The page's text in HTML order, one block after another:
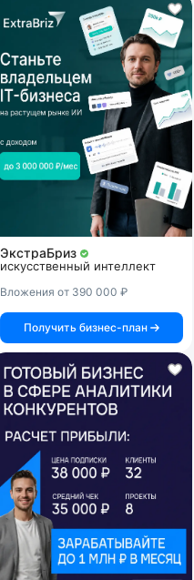
ЭкстраБриз
искусственный интеллект
Вложения от 390 000 ₽
Получить бизнес-план